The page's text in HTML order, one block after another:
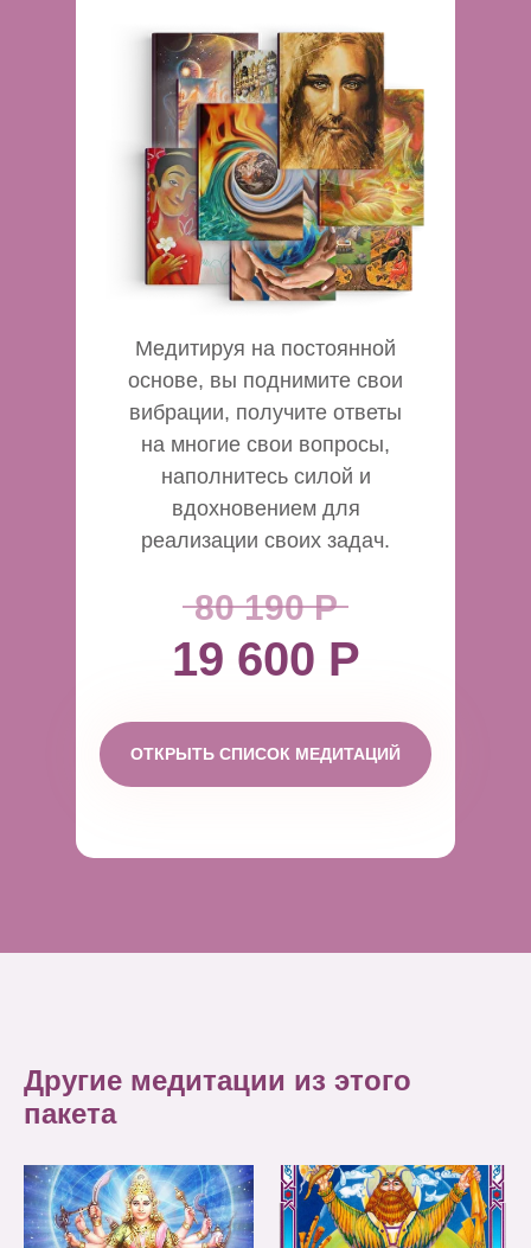
Медитируя на постоянной
основе, вы поднимите свои
вибрации, получите ответы
на многие свои вопросы,
наполнитесь силой и
вдохновением для
реализации своих задач.
ОТКРЫТЬ СПИСОК МЕДИТАЦИЙ
19 600 Р
80 190 Р
Другие медитации из этого
пакета